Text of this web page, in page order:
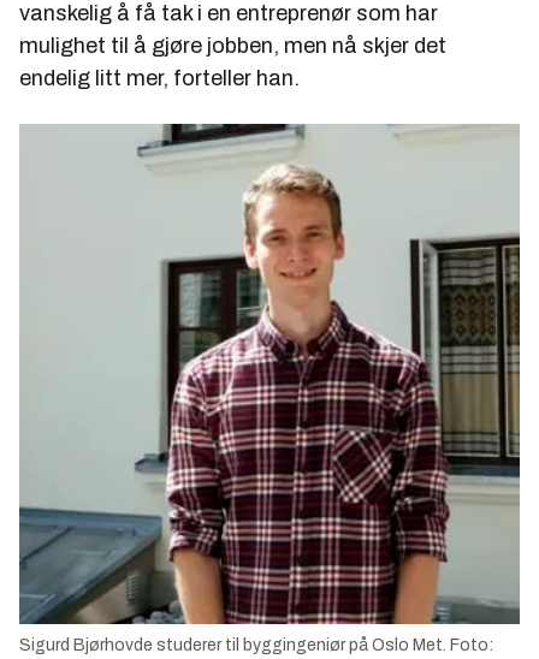
vanskelig å få tak i en entreprenør som har
mulighet til å gjøre jobben, men nå skjer det
endelig litt mer, forteller han.
Sigurd Bjørhovde studerer til byggingeniør på Oslo Met. Foto: